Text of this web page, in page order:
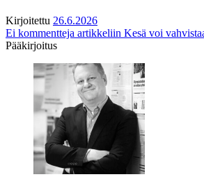
Kirjoitettu 26.6.2026
Ei kommentteja artikkeliin Kesä voi
Pääkirjoitus